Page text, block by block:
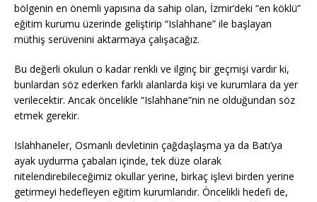
bölgenin en önemli yapısına da sahip olan, İzmir’deki “en köklü”
eğitim kurumu üzerinde geliştirip “Islahhane” ile başlayan
müthiş serüvenini aktarmaya çalışacağız.
Bu değerli okulun o kadar renkli ve ilginç bir geçmişi vardır ki,
bunlardan söz ederken farklı alanlarda kişi ve kurumlara da yer
verilecektir. Ancak öncelikle “Islahhane”nin ne olduğundan söz
etmek gerekir.
Islahhaneler, Osmanlı devletinin çağdaşlaşma ya da Batı’ya
ayak uydurma çabaları içinde, tek düze olarak
nitelendirebileceğimiz okullar yerine, birkaç işlevi birden yerine
getirmeyi hedefleyen eğitim kurumlarıdır. Öncelikli hedefi de,